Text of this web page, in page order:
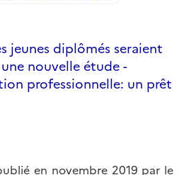
jeunes diplômés seraient
nouvelle étude -
professionnelle: un prêt
en novembre 2019 par le